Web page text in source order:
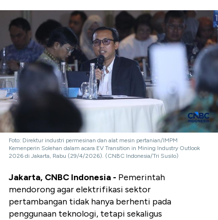
Foto: Direktur industri permesinan dan alat mesin pertanian/IMPM
Kemenperin Solehan dalam acara EV Transition in Mining Industry Outlook
2026 di Jakarta, Rabu (29/4/2026). (CNBC Indonesia/Tri Susilo)
Jakarta, CNBC Indonesia - Pemerintah
mendorong agar elektrifikasi sektor
pertambangan tidak hanya berhenti pada
penggunaan teknologi, tetapi sekaligus